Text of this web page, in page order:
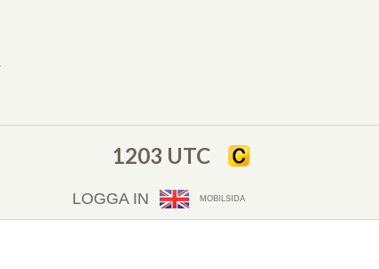
1203 UTC
MOBILSIDA
LOGGA IN